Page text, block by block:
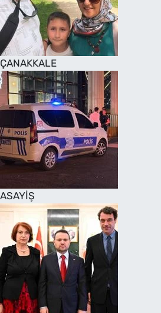
ÇANAKKALE
ASAYİŞ
SAĞLIK
TV REHBERİ